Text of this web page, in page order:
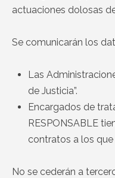
actuaciones dolosas
Se comunicarán los
Las
de Justicia”.
Encargados de
RESPONSABLE
contratos a los que
No se cederán a